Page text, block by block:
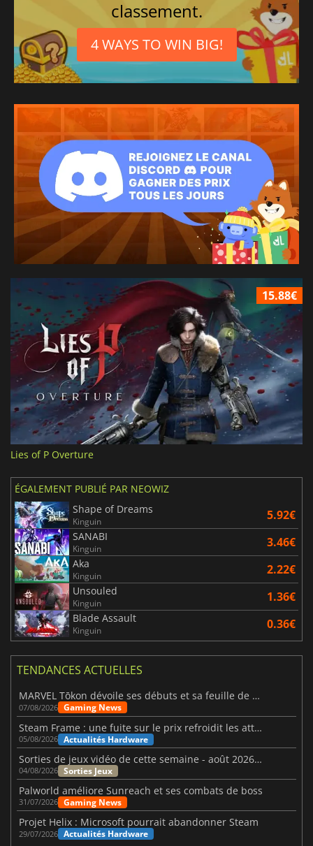
classement.
4 WAYS TO WIN BIG!
15.88€
Lies of P Overture
ÉGALEMENT PUBLIÉ PAR NEOWIZ
Shape of Dreams
Kinguin 5.92€
SANABI
Kinguin 3.46€
Aka
Kinguin 2.22€
Unsouled
Kinguin 1.36€
Blade Assault
Kinguin 0.36€
TENDANCES ACTUELLES
MARVEL Tōkon dévoile ses débuts et sa feuille de route
07/08/2026 Gaming News
Steam Frame : une fuite sur le prix refroidit les attentes VR
05/08/2026 Actualités Hardware
Sorties de jeux vidéo de cette semaine - août 2026 (semaine 32)
04/08/2026 Sorties Jeux
Palworld améliore Sunreach et ses combats de boss
31/07/2026 Gaming News
Projet Helix : Microsoft pourrait abandonner Steam
29/07/2026 Actualités Hardware